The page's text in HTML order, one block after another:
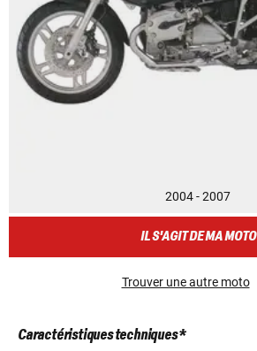
2004 - 2007
IL S'AGIT DE MA MOTO
Trouver une autre moto
Caractéristiques techniques *